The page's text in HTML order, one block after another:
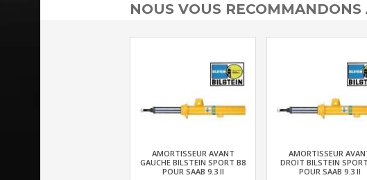
NOUS VOUS RECOMMANDONS
AMORTISSEUR AVANT
GAUCHE BILSTEIN SPORT B8
POUR SAAB 9.3 II
AMORTISSEUR
DROIT BILSTEIN
POUR SAAB 9.3 II